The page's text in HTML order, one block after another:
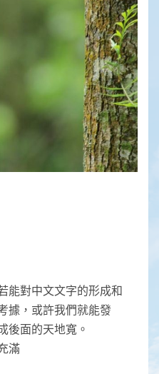
能對中文文字的形成和
據，或許我們就能發
後面的天地寬。
滿